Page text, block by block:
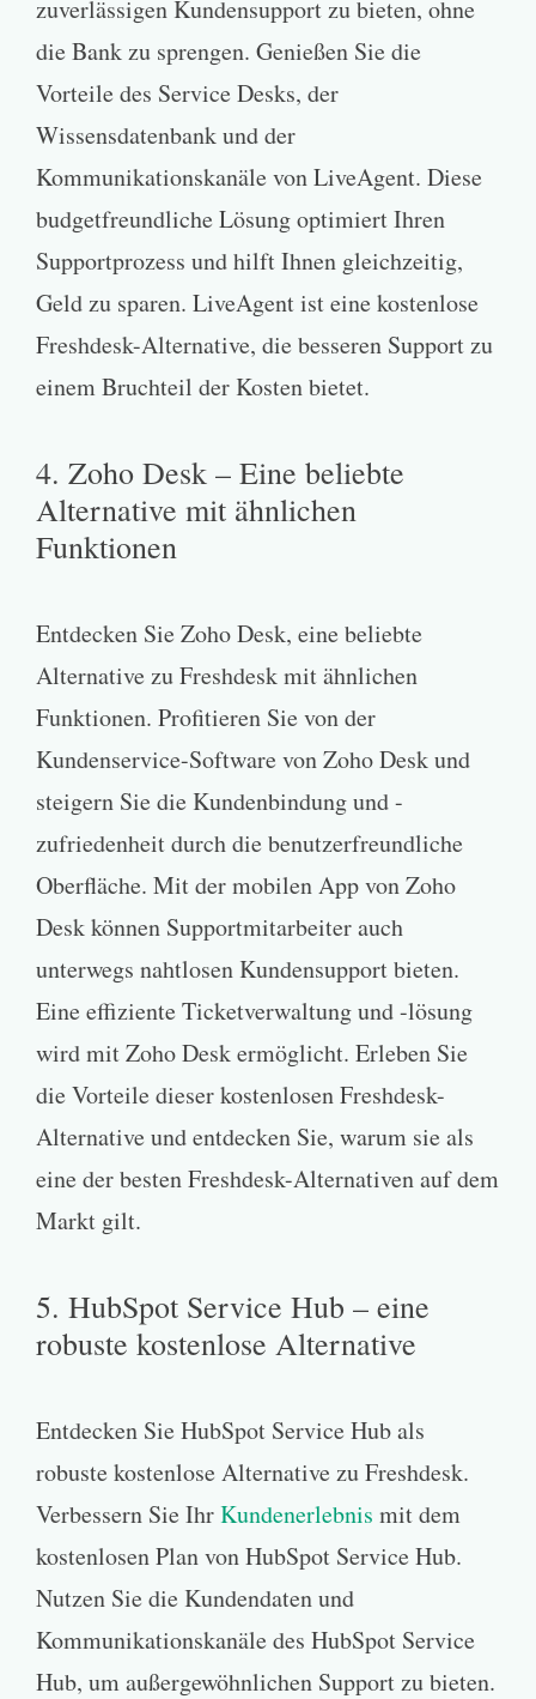
zuverlässigen Kundensupport zu bieten, ohne
die Bank zu sprengen. Genießen Sie die
Vorteile des Service Desks, der
Wissensdatenbank und der
Kommunikationskanäle von LiveAgent. Diese
budgetfreundliche Lösung optimiert Ihren
Supportprozess und hilft Ihnen gleichzeitig,
Geld zu sparen. LiveAgent ist eine kostenlose
Freshdesk-Alternative, die besseren Support zu
einem Bruchteil der Kosten bietet.
4. Zoho Desk – Eine beliebte
Alternative mit ähnlichen
Funktionen
Entdecken Sie Zoho Desk, eine beliebte
Alternative zu Freshdesk mit ähnlichen
Funktionen. Profitieren Sie von der
Kundenservice-Software von Zoho Desk und
steigern Sie die Kundenbindung und -
zufriedenheit durch die benutzerfreundliche
Oberfläche. Mit der mobilen App von Zoho
Desk können Supportmitarbeiter auch
unterwegs nahtlosen Kundensupport bieten.
Eine effiziente Ticketverwaltung und -lösung
wird mit Zoho Desk ermöglicht. Erleben Sie
die Vorteile dieser kostenlosen Freshdesk-
Alternative und entdecken Sie, warum sie als
eine der besten Freshdesk-Alternativen auf dem
Markt gilt.
5. HubSpot Service Hub – eine
robuste kostenlose Alternative
Entdecken Sie HubSpot Service Hub als
robuste kostenlose Alternative zu Freshdesk.
Verbessern Sie IhrKundenerlebnis mit dem
kostenlosen Plan von HubSpot Service Hub.
Nutzen Sie die Kundendaten und
Kommunikationskanäle des HubSpot Service
Hub, um außergewöhnlichen Support zu bieten.